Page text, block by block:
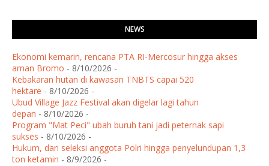
NEWS
Ekonomi kemarin, rencana PTA RI-Mercosur hingga akses
aman Bromo - 8/10/2026 -
Kebakaran hutan di kawasan TNBTS capai 520
hektare - 8/10/2026 -
Ubud Village Jazz Festival akan digelar lagi tahun
depan - 8/10/2026 -
Program "Mat Peci" ubah buruh tani jadi peternak sapi
sukses - 8/10/2026 -
Hukum, dari seleksi anggota Polri hingga penyelundupan 1,3
ton ketamin - 8/9/2026 -